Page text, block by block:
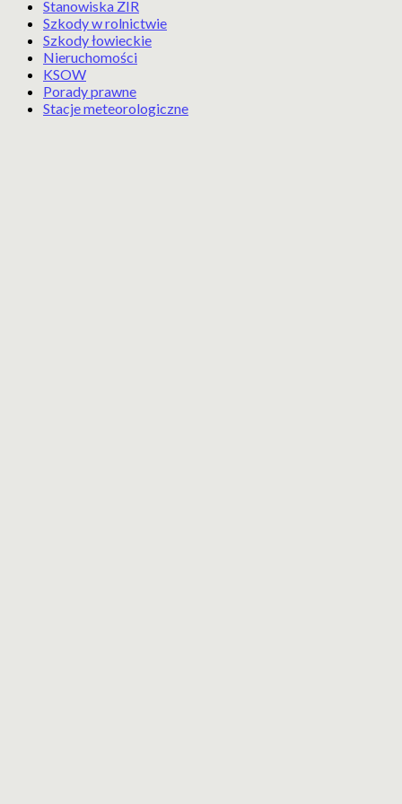
Stanowiska ZIR
Szkody w rolnictwie
Szkody łowieckie
Nieruchomości
KSOW
Porady prawne
Stacje meteorologiczne